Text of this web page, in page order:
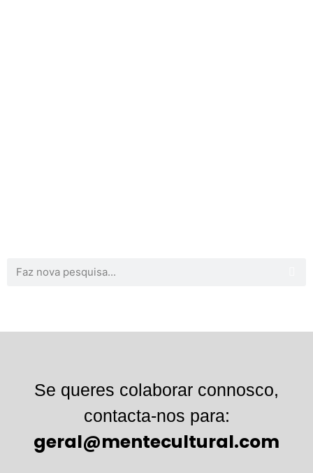
Se queres colaborar connosco,
contacta-nos para:
geral@mentecultural.com